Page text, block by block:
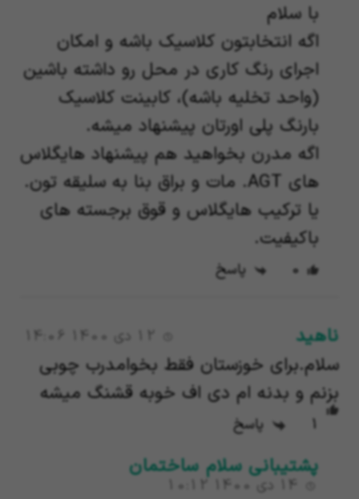
با سلام
اگه انتخابتون کلاسیک باشه و امکان
اجرای رنگ کاری در محل رو داشته باشین
(واحد تخلیه باشه)، کابینت کلاسیک
بارنگ پلی اورتان پیشنهاد میشه.
اگه مدرن بخواهید هم پیشنهاد هایگلاس
های AGT. مات و براق بنا به سلیقه تون.
یا ترکیب هایگلاس و قوق برجسته های
باکیفیت.
0 پاسخ
ناهید
سلام.برای خوزستان فقط بخوامدرب چوبی
بزنم و بدنه ام دی اف خوبه قشنگ میشه
1 پاسخ
پشتیبانی سلام ساختمان